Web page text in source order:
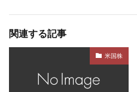
関連する記事
米国株